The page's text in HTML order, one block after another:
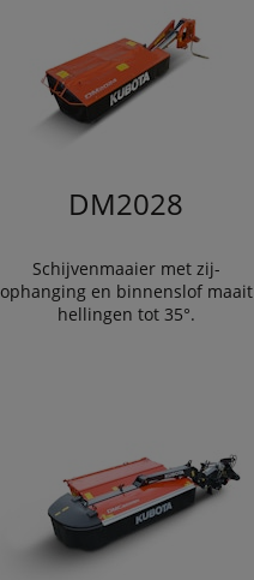
DM2028
Schijvenmaaier met zij-
ophanging en binnenslof maait
hellingen tot 35°.